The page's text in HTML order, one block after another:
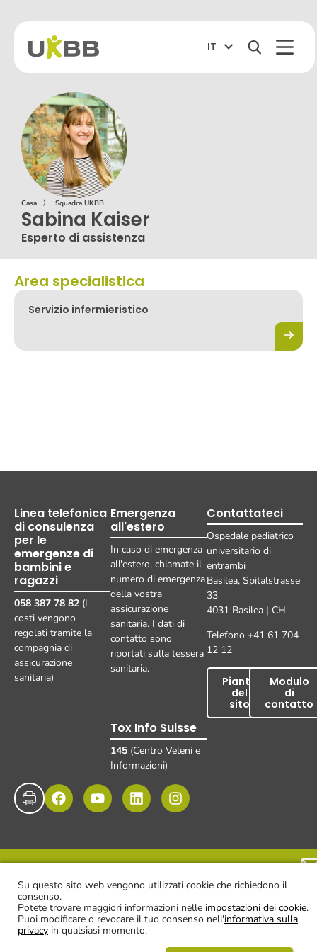
IT
Casa 〉 Squadra UKBB
Sabina Kaiser
Esperto di assistenza
Area specialistica
Servizio infermieristico
Linea telefonica
di consulenza
per le
emergenze di
bambini e
ragazzi
058 387 78 82 (I
costi vengono
regolati tramite la
compagnia di
assicurazione
sanitaria)
Emergenza
all'estero
In caso di emergenza
all'estero, chiamate il
numero di emergenza
della vostra
assicurazione
sanitaria. I dati di
contatto sono
riportati sulla tessera
sanitaria.
Tox Info Suisse
145 (Centro Veleni e
Informazioni)
Contattateci
Ospedale pediatrico
universitario di
entrambi
Basilea, Spitalstrasse
33
4031 Basilea | CH
Telefono +41 61 704
12 12
Pianta
del
sito
Modulo
di
contatto
© UKBB, 2025
Impronta
Protezione dei dati
Esclusione di responsabilità